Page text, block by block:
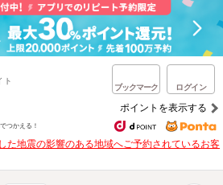
ト
ブックマーク ログイン
ポイントを表示する
つかえる！
た地震の影響のある地域へご予約されているお客